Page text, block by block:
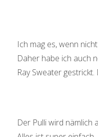
Ich mag es, wenn
Daher habe ich auch
Ray Sweater
Der Pulli wird nämlich